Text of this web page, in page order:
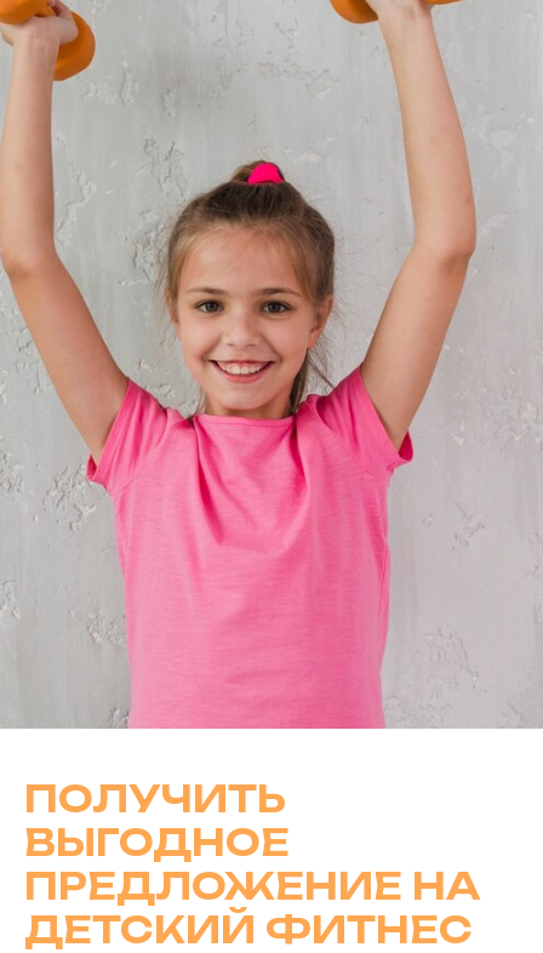
ПОЛУЧИТЬ
ВЫГОДНОЕ
ПРЕДЛОЖЕНИЕ НА
ДЕТСКИЙ ФИТНЕС